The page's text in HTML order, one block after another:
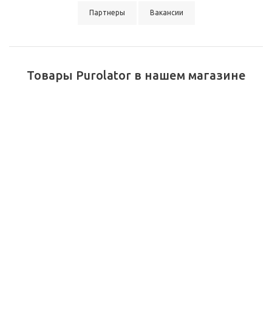
Партнеры Вакансии
Товары Purolator в нашем магазине